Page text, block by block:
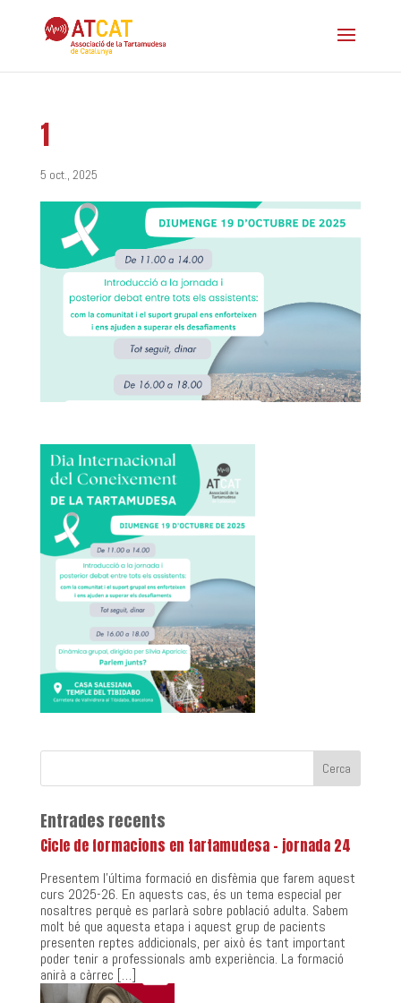
1
5 oct., 2025
Entrades recents
Cicle de formacions en tartamudesa – jornada 24
Presentem l’última formació en disfèmia que farem aquest
curs 2025-26. En aquests cas, és un tema especial per
nosaltres perquè es parlarà sobre població adulta. Sabem
molt bé que aquesta etapa i aquest grup de pacients
presenten reptes addicionals, per això és tant important
poder tenir a professionals amb experiència. La formació
anirà a càrrec […]